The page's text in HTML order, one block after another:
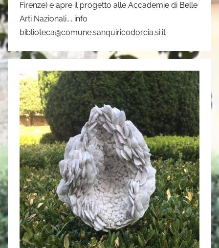
Firenze) e apre il progetto alle Accademie di Belle
Arti Nazionali.... info
biblioteca@comune.sanquiricodorcia.si.it